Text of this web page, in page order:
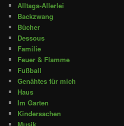
Alltags-Allerlei
Backzwang
Bücher
Dessous
Familie
Feuer & Flamme
Fußball
Genähtes für mich
Haus
Im Garten
Kindersachen